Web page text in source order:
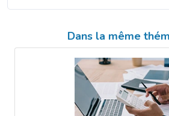
Dans la même